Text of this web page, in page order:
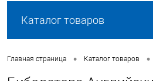
Каталог товаров
Главная страница • Каталог товаров •